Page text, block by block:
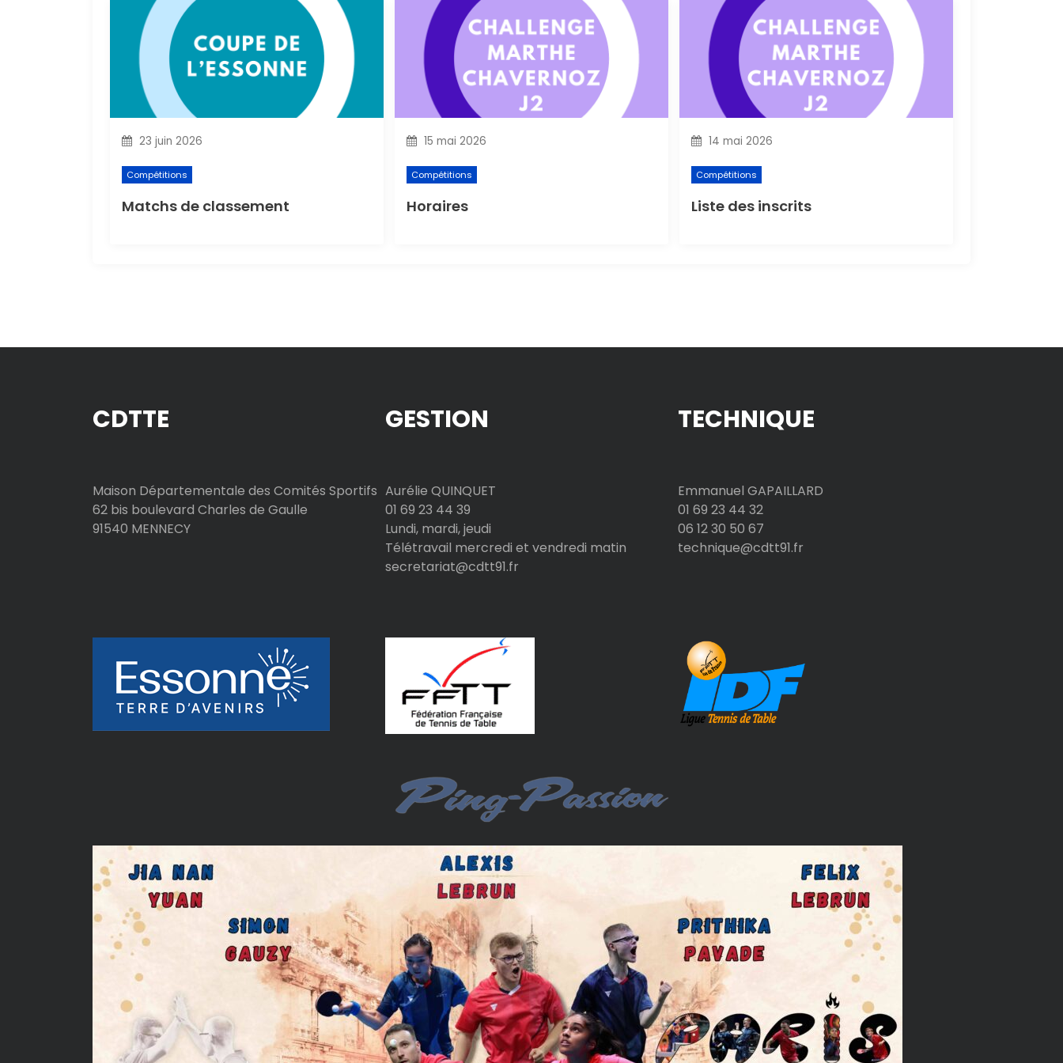
r
i
l
e
23 juin 2026
Compétitions
Matchs de classement
15 mai 2026
Compétitions
Horaires
14 mai 2026
Compétitions
Liste des inscrits
CDTTE GESTION TECHNIQUE
Maison Départementale des Comités Sportifs
62 bis boulevard Charles de Gaulle
91540 MENNECY
Aurélie QUINQUET
01 69 23 44 39
Lundi, mardi, jeudi
Télétravail mercredi et vendredi matin
secretariat@cdtt91.fr
Emmanuel GAPAILLARD
01 69 23 44 32
06 12 30 50 67
technique@cdtt91.fr